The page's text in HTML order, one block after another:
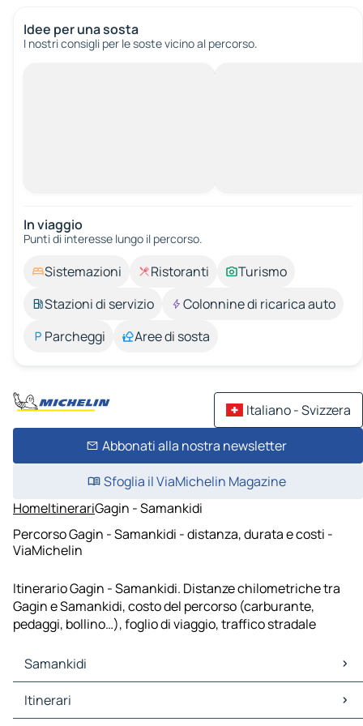
Idee per una sosta
I nostri consigli per le soste vicino al percorso.
In viaggio
Punti di interesse lungo il percorso.
Sistemazioni Ristoranti
Turismo
Stazioni di servizio
Colonnine di ricarica auto
Parcheggi
Aree di sosta
Italiano - Svizzera
Abbonati alla nostra newsletter
Sfoglia il ViaMichelin Magazine
HomeItinerariGagin - Samankidi
Percorso Gagin - Samankidi - distanza, durata e costi -
ViaMichelin
Itinerario Gagin - Samankidi. Distanze chilometriche tra
Gagin e Samankidi, costo del percorso (carburante,
pedaggi, bollino…), foglio di viaggio, traffico stradale
Samankidi
Samankidi Mappe Piantine
Samankidi Traffico
Itinerari